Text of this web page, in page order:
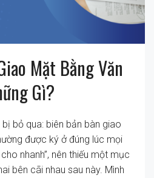
Mặt Bằng Văn
Gì?
bỏ qua: biên bản bàn giao
được ký ở đúng lúc mọi
nhanh”, nên thiếu một mục
bên cãi nhau sau này. Mình